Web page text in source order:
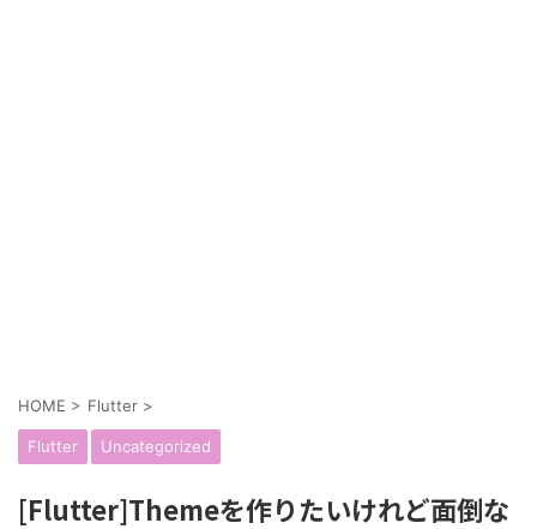
HOME > Flutter >
Flutter Uncategorized
[Flutter]Themeを作りたいけれど面倒な